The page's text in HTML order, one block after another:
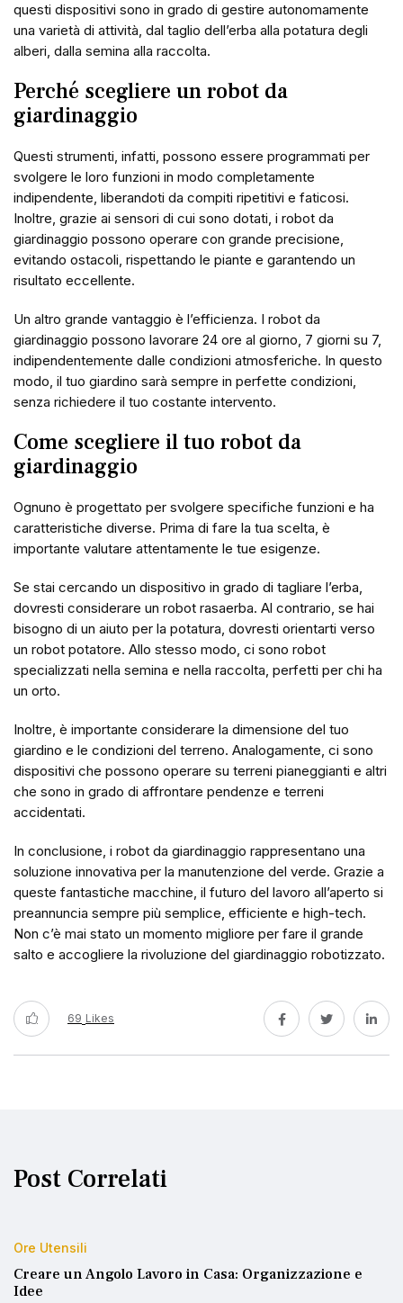
questi dispositivi sono in grado di gestire autonomamente
una varietà di attività, dal taglio dell’erba alla potatura degli
alberi, dalla semina alla raccolta.
Perché scegliere un robot da
giardinaggio
Questi strumenti, infatti, possono essere programmati per
svolgere le loro funzioni in modo completamente
indipendente, liberandoti da compiti ripetitivi e faticosi.
Inoltre, grazie ai sensori di cui sono dotati, i robot da
giardinaggio possono operare con grande precisione,
evitando ostacoli, rispettando le piante e garantendo un
risultato eccellente.
Un altro grande vantaggio è l’efficienza. I robot da
giardinaggio possono lavorare 24 ore al giorno, 7 giorni su 7,
indipendentemente dalle condizioni atmosferiche. In questo
modo, il tuo giardino sarà sempre in perfette condizioni,
senza richiedere il tuo costante intervento.
Come scegliere il tuo robot da
giardinaggio
Ognuno è progettato per svolgere specifiche funzioni e ha
caratteristiche diverse. Prima di fare la tua scelta, è
importante valutare attentamente le tue esigenze.
Se stai cercando un dispositivo in grado di tagliare l’erba,
dovresti considerare un robot rasaerba. Al contrario, se hai
bisogno di un aiuto per la potatura, dovresti orientarti verso
un robot potatore. Allo stesso modo, ci sono robot
specializzati nella semina e nella raccolta, perfetti per chi ha
un orto.
Inoltre, è importante considerare la dimensione del tuo
giardino e le condizioni del terreno. Analogamente, ci sono
dispositivi che possono operare su terreni pianeggianti e altri
che sono in grado di affrontare pendenze e terreni
accidentati.
In conclusione, i robot da giardinaggio rappresentano una
soluzione innovativa per la manutenzione del verde. Grazie a
queste fantastiche macchine, il futuro del lavoro all’aperto si
preannuncia sempre più semplice, efficiente e high-tech.
Non c’è mai stato un momento migliore per fare il grande
salto e accogliere la rivoluzione del giardinaggio robotizzato.
69 Likes
Post Correlati
Ore Utensili
Creare un Angolo Lavoro in Casa: Organizzazione e
Idee